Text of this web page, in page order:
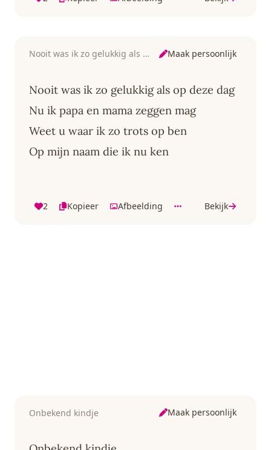
Nooit was ik zo gelukkig als op deze dag Maak persoonlijk
Nooit was ik zo gelukkig als op deze dag
Nu ik papa en mama zeggen mag
Weet u waar ik zo trots op ben
Op mijn naam die ik nu ken
2 Kopieer Afbeelding Bekijk
Onbekend kindje Maak persoonlijk